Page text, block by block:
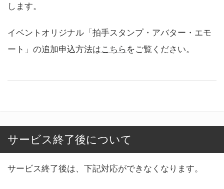
します。
イベントオリジナル「拍手スタンプ・アバター・エモ
ート」の追加申込方法はこちら をご覧ください。
サービス終了後について
サービス終了後は、下記対応ができなくなります。